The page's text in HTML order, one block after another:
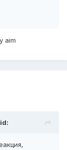
aim